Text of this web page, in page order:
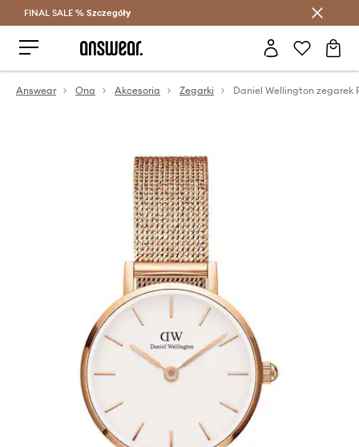
Oszczędzaj z Answear Club >
FINAL SALE % Szczegóły
Answear Ona Akcesoria Zegarki